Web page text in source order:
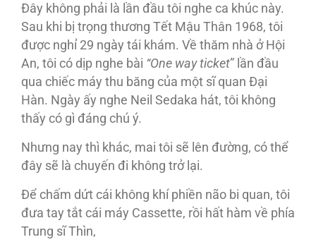
Đây không phải là lần đầu tôi nghe ca khúc này.
Sau khi bị trọng thương Tết Mậu Thân 1968, tôi
được nghỉ 29 ngày tái khám. Về thăm nhà ở Hội
An, tôi có dịp nghe bài “One way ticket” lần đầu
qua chiếc máy thu băng của một sĩ quan Đại
Hàn. Ngày ấy nghe Neil Sedaka hát, tôi không
thấy có gì đáng chú ý.
Nhưng nay thì khác, mai tôi sẽ lên đường, có thể
đây sẽ là chuyến đi không trở lại.
Để chấm dứt cái không khí phiền não bi quan, tôi
đưa tay tắt cái máy Cassette, rồi hất hàm về phía
Trung sĩ Thìn,